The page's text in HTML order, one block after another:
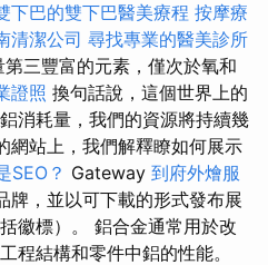
下巴的雙下巴醫美療程 按摩療
清潔公司 尋找專業的醫美診所
三豐富的元素，僅次於氧和
證照 換句話說，這個世界上的
消耗量，我們的資源將持續幾
網站上，我們解釋瞭如何展示
SEO？ Gateway 到府外燴服
牌，並以可下載的形式發布展
徽標）。 鋁合金通常用於改
程結構和零件中鋁的性能。